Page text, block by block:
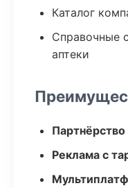
Каталог
Справочные
аптеки
Реклама с